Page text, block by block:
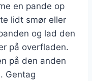
en pande op
lidt smør eller
og lad den
på overfladen.
på den anden
Gentag